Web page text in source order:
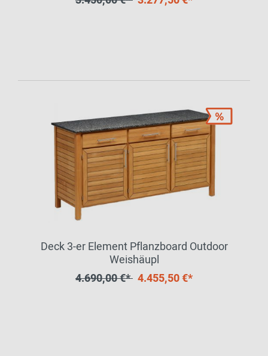
Deck 3-er Element Pflanzboard Outdoor
Weishäupl
4.690,00 €* 4.455,50 €*